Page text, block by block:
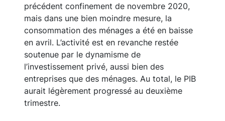
précédent confinement de novembre 2020,
mais dans une bien moindre mesure, la
consommation des ménages a été en baisse
en avril. L’activité est en revanche restée
soutenue par le dynamisme de
l’investissement privé, aussi bien des
entreprises que des ménages. Au total, le PIB
aurait légèrement progressé au deuxième
trimestre.